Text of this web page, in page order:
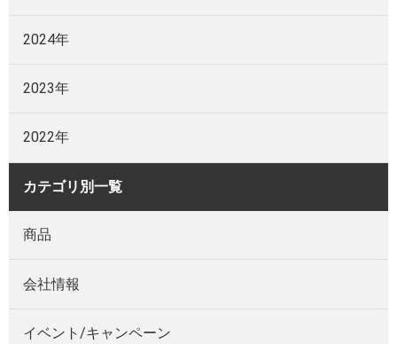
2024年
2023年
2022年
カテゴリ別一覧
商品
会社情報
イベント/キャンペーン